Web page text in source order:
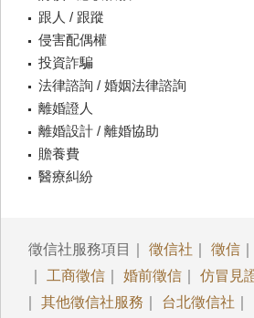
跟人 / 跟蹤
侵害配偶權
投資詐騙
法律諮詢 / 婚姻法律諮詢
離婚證人
離婚設計 / 離婚協助
贍養費
醫療糾紛
徵信社服務項目｜ 徵信社 徵信
工商徵信 婚前徵信 仿冒見
其他徵信社服務 台北徵信社